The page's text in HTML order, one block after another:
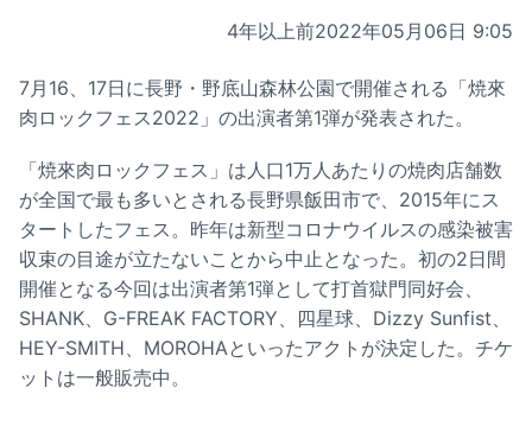
4年以上前2022年05月06日 9:05
7月16、17日に長野・野底山森林公園で開催される「焼來
肉ロックフェス2022」の出演者第1弾が発表された。
「焼來肉ロックフェス」は人口1万人あたりの焼肉店舗数
が全国で最も多いとされる長野県飯田市で、2015年にス
タートしたフェス。昨年は新型コロナウイルスの感染被害
収束の目途が立たないことから中止となった。初の2日間
開催となる今回は出演者第1弾として打首獄門同好会、
SHANK、G-FREAK FACTORY、四星球、Dizzy Sunfist、
HEY-SMITH、MOROHAといったアクトが決定した。チケ
ットは一般販売中。